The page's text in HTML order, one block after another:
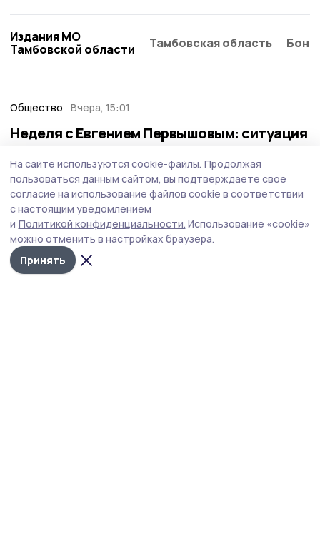
Издания МО
Тамбовской области
Тамбовская область
Общество Вчера, 15:01
Неделя с Евгением Первышовым: ситуация
приоритеты образования
Губернатор держит на контроле ситуацию с бензином,
требует навести порядок с мусором в Тамбове.
На сайте используются cookie-файлы. Продолжая
пользоваться данным сайтом, вы подтверждаете свое
согласие на использование файлов cookie в соответствии
с настоящим уведомлением
и Политикой конфиденциальности. Использование «cookie»
можно отменить в настройках браузера.
Принять